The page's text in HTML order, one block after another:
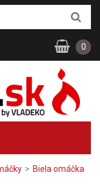
> Biela omáčka
0